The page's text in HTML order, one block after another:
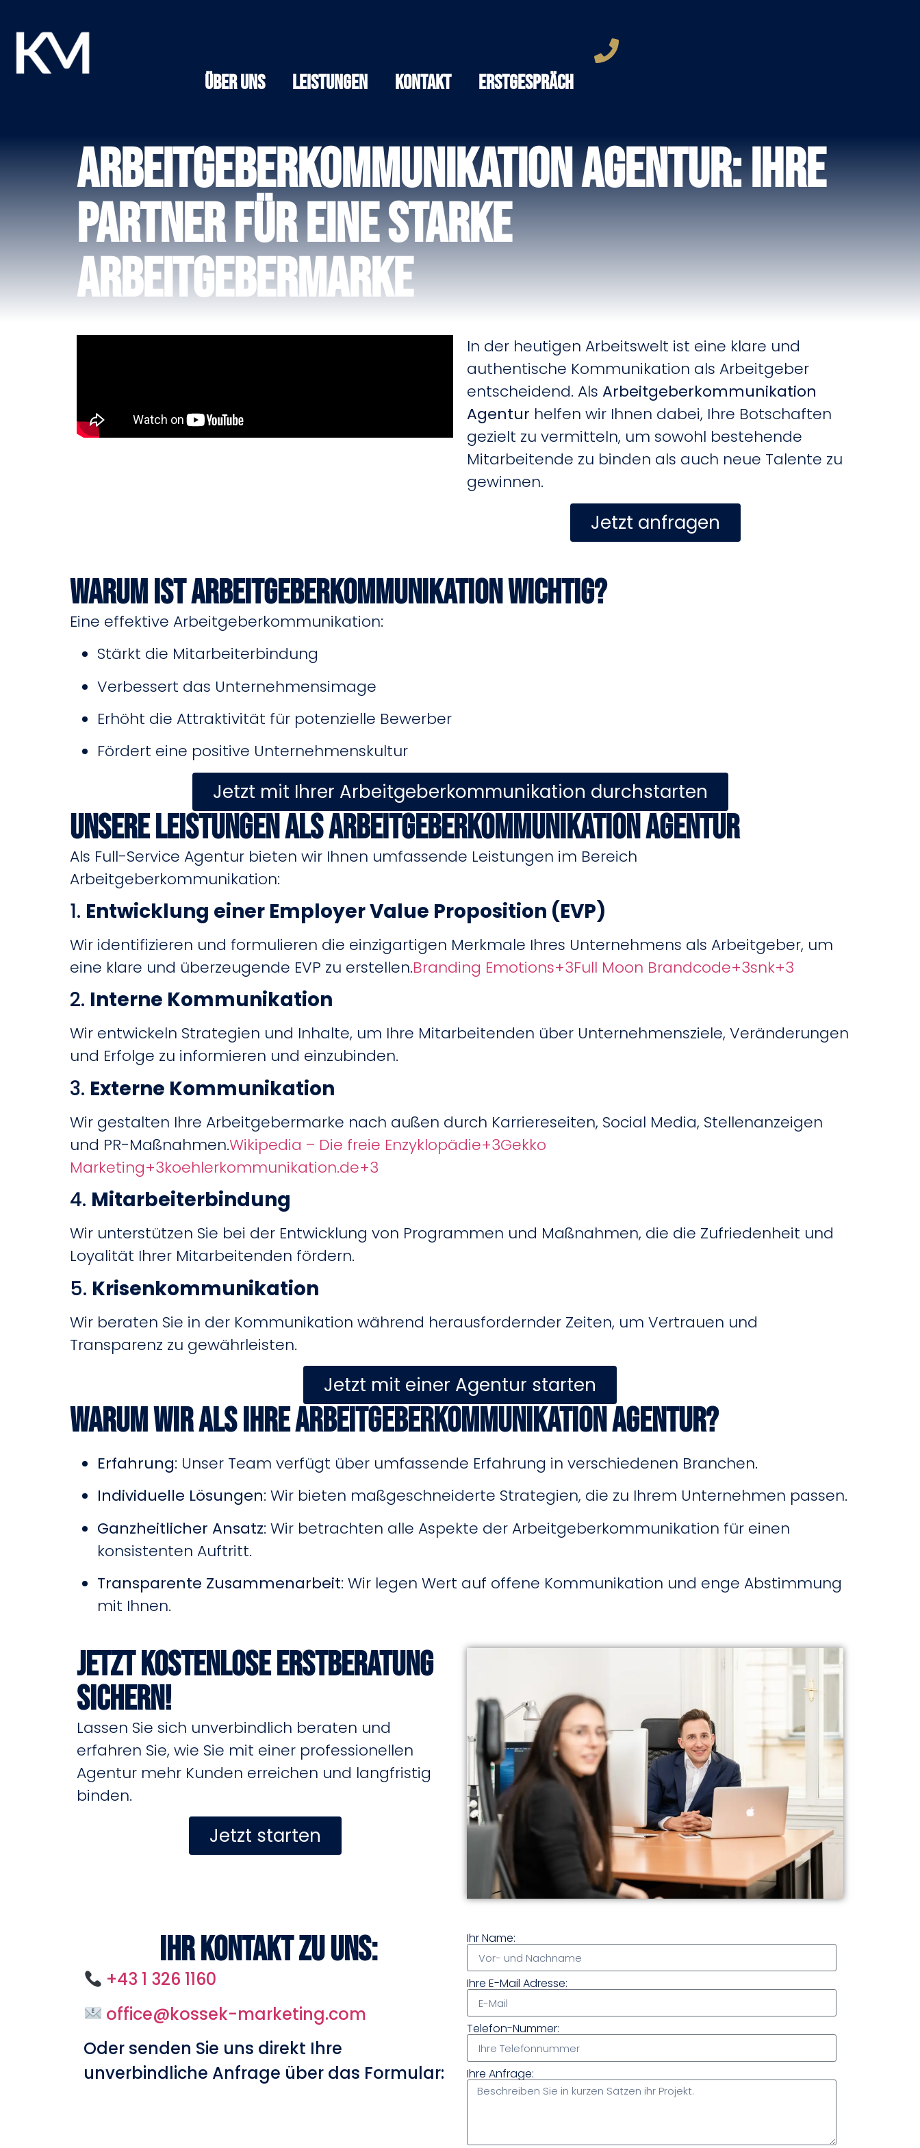
Über Uns Leistungen Kontakt Erstgespräch
Arbeitgeberkommunikation Agentur: Ihre
Partner für eine starke
Arbeitgebermarke
In der heutigen Arbeitswelt ist eine klare und
authentische Kommunikation als Arbeitgeber
entscheidend. Als Arbeitgeberkommunikation
Agentur helfen wir Ihnen dabei, Ihre Botschaften
gezielt zu vermitteln, um sowohl bestehende
Mitarbeitende zu binden als auch neue Talente zu
gewinnen.
Jetzt anfragen
Warum ist Arbeitgeberkommunikation wichtig?
Eine effektive Arbeitgeberkommunikation:
Stärkt die Mitarbeiterbindung
Verbessert das Unternehmensimage
Erhöht die Attraktivität für potenzielle Bewerber
Fördert eine positive Unternehmenskultur
Jetzt mit Ihrer Arbeitgeberkommunikation durchstarten
Unsere Leistungen als Arbeitgeberkommunikation Agentur
Als Full-Service Agentur bieten wir Ihnen umfassende Leistungen im Bereich
Arbeitgeberkommunikation:
1. Entwicklung einer Employer Value Proposition (EVP)
Wir identifizieren und formulieren die einzigartigen Merkmale Ihres Unternehmens als Arbeitgeber, um
eine klare und überzeugende EVP zu erstellen.Branding Emotions+3Full Moon Brandcode+3snk+3
2. Interne Kommunikation
Wir entwickeln Strategien und Inhalte, um Ihre Mitarbeitenden über Unternehmensziele, Veränderungen
und Erfolge zu informieren und einzubinden.
3. Externe Kommunikation
Wir gestalten Ihre Arbeitgebermarke nach außen durch Karriereseiten, Social Media, Stellenanzeigen
und PR-Maßnahmen.Wikipedia – Die freie Enzyklopädie+3Gekko
Marketing+3koehlerkommunikation.de+3
4. Mitarbeiterbindung
Wir unterstützen Sie bei der Entwicklung von Programmen und Maßnahmen, die die Zufriedenheit und
Loyalität Ihrer Mitarbeitenden fördern.
5. Krisenkommunikation
Wir beraten Sie in der Kommunikation während herausfordernder Zeiten, um Vertrauen und
Transparenz zu gewährleisten.
Jetzt mit einer Agentur starten
Warum wir als Ihre Arbeitgeberkommunikation Agentur?
Erfahrung: Unser Team verfügt über umfassende Erfahrung in verschiedenen Branchen.
Individuelle Lösungen: Wir bieten maßgeschneiderte Strategien, die zu Ihrem Unternehmen passen.
Ganzheitlicher Ansatz: Wir betrachten alle Aspekte der Arbeitgeberkommunikation für einen
konsistenten Auftritt.
Transparente Zusammenarbeit: Wir legen Wert auf offene Kommunikation und enge Abstimmung
mit Ihnen.
Jetzt kostenlose Erstberatung
sichern!
Lassen Sie sich unverbindlich beraten und
erfahren Sie, wie Sie mit einer professionellen
Agentur mehr Kunden erreichen und langfristig
binden.
Jetzt starten
Ihr Kontakt zu uns:
+43 1 326 1160
office@kossek-marketing.com
Oder senden Sie uns direkt Ihre
unverbindliche Anfrage über das Formular:
Ihr Name:
Ihre E-Mail Adresse:
Telefon-Nummer:
Ihre Anfrage: